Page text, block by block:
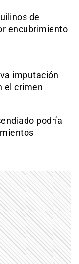
de
encubrimiento
imputación
el crimen
podría